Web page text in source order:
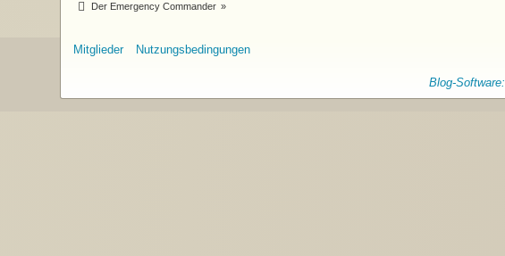
Der Emergency Commander »
Mitglieder Nutzungsbedingungen
Blog-Software: